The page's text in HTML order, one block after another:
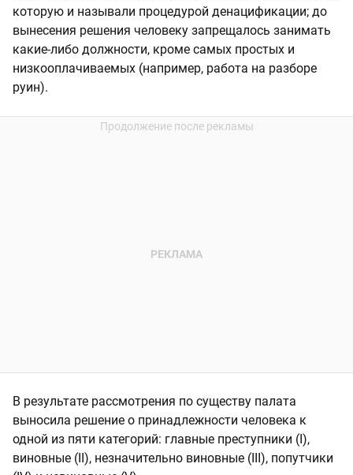
которую и называли процедурой денацификации; до
вынесения решения человеку запрещалось занимать
какие-либо должности, кроме самых простых и
низкооплачиваемых (например, работа на разборе
руин).
В результате рассмотрения по существу палата
выносила решение о принадлежности человека к
одной из пяти категорий: главные преступники (I),
виновные (II), незначительно виновные (III), попутчики